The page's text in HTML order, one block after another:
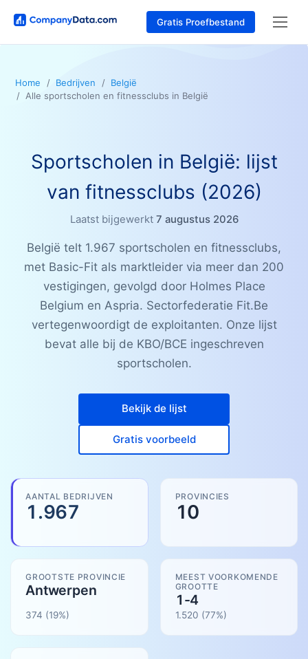
Gratis Proefbestand
Home Bedrijven
België
Alle sportscholen en fitnessclubs in België
Sportscholen in België: lijst
van fitnessclubs (2026)
Laatst bijgewerkt 7 augustus 2026
België telt 1.967 sportscholen en fitnessclubs,
met Basic-Fit als marktleider via meer dan 200
vestigingen, gevolgd door Holmes Place
Belgium en Aspria. Sectorfederatie Fit.Be
vertegenwoordigt de exploitanten. Onze lijst
bevat alle bij de KBO/BCE ingeschreven
sportscholen.
Bekijk de lijst
Gratis voorbeeld
AANTAL BEDRIJVEN
1.967
PROVINCIES
10
GROOTSTE PROVINCIE
Antwerpen
374 (19%)
MEEST VOORKOMENDE
GROOTTE
1-4
1.520 (77%)